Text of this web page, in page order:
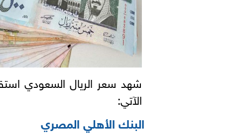
شهد سعر الريال السعودي
الآتي:
البنك الأهلي المصري